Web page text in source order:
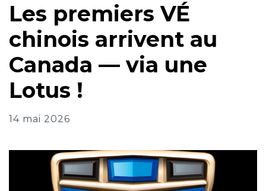
Les premiers VÉ
chinois arrivent au
Canada — via une
Lotus !
14 mai 2026